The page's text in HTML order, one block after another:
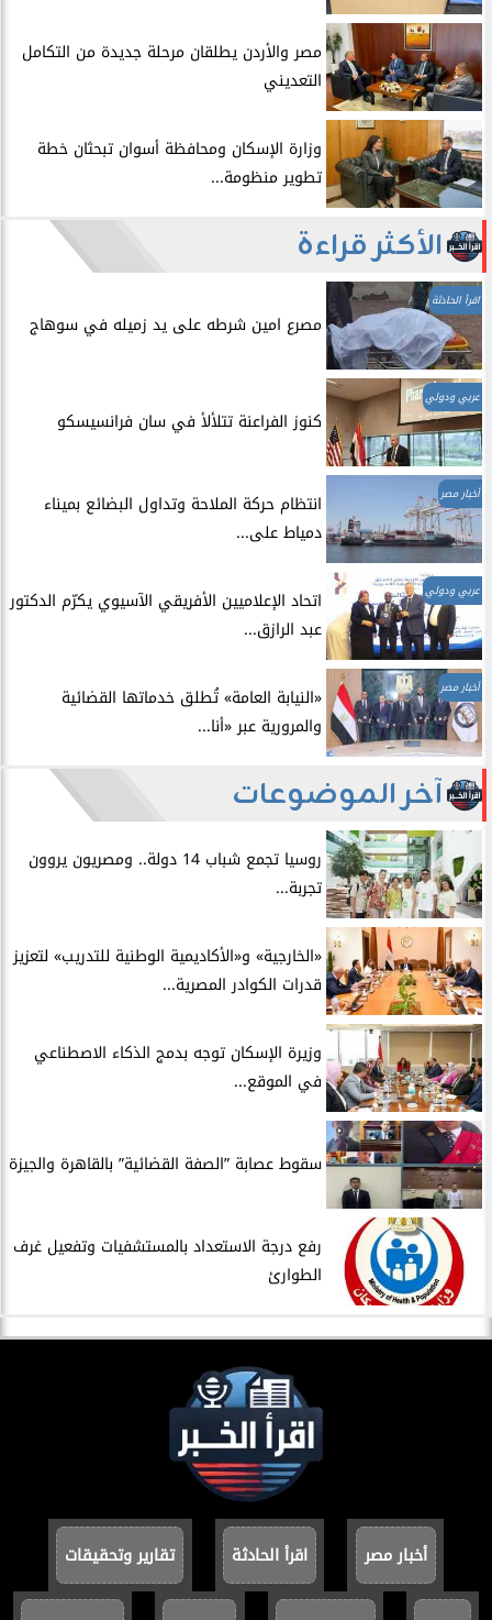
​مصر والأردن يطلقان مرحلة جديدة من التكامل
التعديني
وزارة الإسكان ومحافظة أسوان تبحثان خطة
تطوير منظومة...
الأكثر قراءة
اقرأ الحادثة
مصرع امين شرطه على يد زميله في سوهاج
عربي ودولي
​كنوز الفراعنة تتلألأ في سان فرانسيسكو
أخبار مصر
انتظام حركة الملاحة وتداول البضائع بميناء
دمياط على...
عربي ودولي
اتحاد الإعلاميين الأفريقي الآسيوي يكرّم الدكتور
عبد الرازق...
أخبار مصر
​«النيابة العامة» تُطلق خدماتها القضائية
والمرورية عبر «أنا...
آخر الموضوعات
روسيا تجمع شباب 14 دولة.. ومصريون يروون
تجربة...
​«الخارجية» و«الأكاديمية الوطنية للتدريب» لتعزيز
قدرات الكوادر المصرية...
​وزيرة الإسكان توجه بدمج الذكاء الاصطناعي
في الموقع...
سقوط عصابة ”الصفة القضائية” بالقاهرة والجيزة
​رفع درجة الاستعداد بالمستشفيات وتفعيل غرف
الطوارئ
أخبار مصر اقرأ الحادثة تقارير وتحقيقات